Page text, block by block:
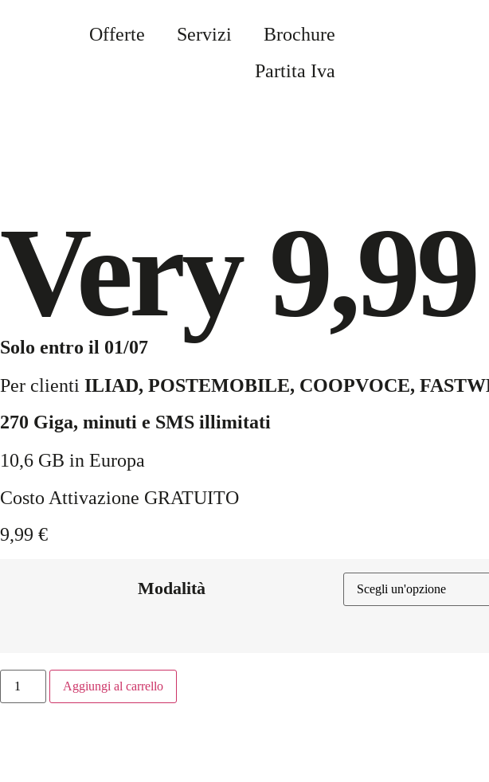
Offerte Servizi
Brochure
Partita Iva
Very
Solo entro il 01/07
Per clienti ILIAD, POSTEMOBILE, COOPVOCE,
270 Giga, minuti e SMS illimitati
10,6 GB in Europa
Costo Attivazione GRATUITO
9,99 €
Modalità
Aggiungi al carrello